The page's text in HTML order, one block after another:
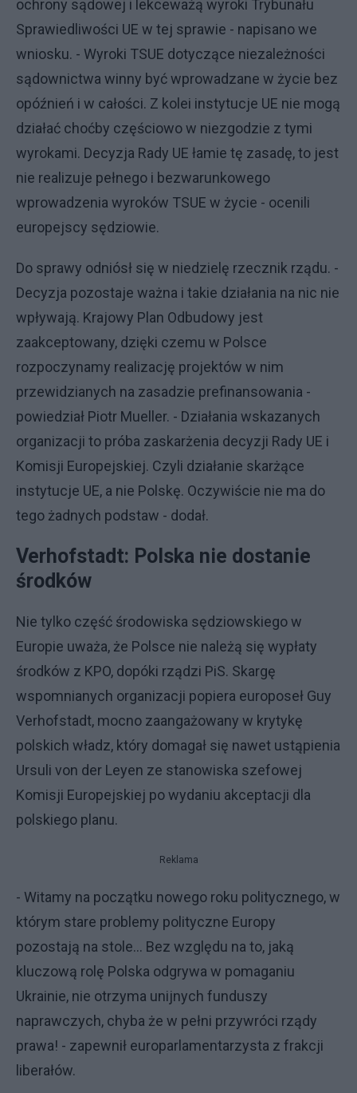
ochrony sądowej i lekceważą wyroki Trybunału
Sprawiedliwości UE w tej sprawie - napisano we
wniosku. - Wyroki TSUE dotyczące niezależności
sądownictwa winny być wprowadzane w życie bez
opóźnień i w całości. Z kolei instytucje UE nie mogą
działać choćby częściowo w niezgodzie z tymi
wyrokami. Decyzja Rady UE łamie tę zasadę, to jest
nie realizuje pełnego i bezwarunkowego
wprowadzenia wyroków TSUE w życie - ocenili
europejscy sędziowie.
Do sprawy odniósł się w niedzielę rzecznik rządu. -
Decyzja pozostaje ważna i takie działania na nic nie
wpływają. Krajowy Plan Odbudowy jest
zaakceptowany, dzięki czemu w Polsce
rozpoczynamy realizację projektów w nim
przewidzianych na zasadzie prefinansowania -
powiedział Piotr Mueller. - Działania wskazanych
organizacji to próba zaskarżenia decyzji Rady UE i
Komisji Europejskiej. Czyli działanie skarżące
instytucje UE, a nie Polskę. Oczywiście nie ma do
tego żadnych podstaw - dodał.
Verhofstadt: Polska nie dostanie
środków
Nie tylko część środowiska sędziowskiego w
Europie uważa, że Polsce nie należą się wypłaty
środków z KPO, dopóki rządzi PiS. Skargę
wspomnianych organizacji popiera europoseł Guy
Verhofstadt, mocno zaangażowany w krytykę
polskich władz, który domagał się nawet ustąpienia
Ursuli von der Leyen ze stanowiska szefowej
Komisji Europejskiej po wydaniu akceptacji dla
polskiego planu.
Reklama
- Witamy na początku nowego roku politycznego, w
którym stare problemy polityczne Europy
pozostają na stole… Bez względu na to, jaką
kluczową rolę Polska odgrywa w pomaganiu
Ukrainie, nie otrzyma unijnych funduszy
naprawczych, chyba że w pełni przywróci rządy
prawa! - zapewnił europarlamentarzysta z frakcji
liberałów.